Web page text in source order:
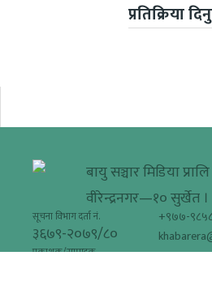
प्रतिक्रिया
बायु सञ्चार मिडिया प्रालि
वीरेन्द्रनगर—१० सुर्खेत ।
सूचना विभाग दर्ता नं.
३६७९-२०७९/८०
प्रकाशक/सम्पादक
+९७७-